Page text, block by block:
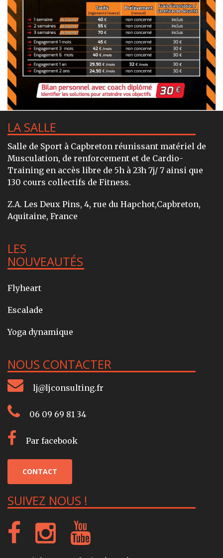
LA SALLE
Salle de Sport à Capbreton réunissant matériel de
Musculation, de renforcement et de Cardio-
Training en accès libre de 5h à 23h 7j/ 7 ainsi que
130 cours collectifs de Fitness.
Z.A. Les Deux Pins, 4, rue du Hapchot,Capbreton,
Aquitaine, France
LES
NOUVEAUTÉS
Flyheart
Escalade
Yoga dynamique
NOUS CONTACTER
lj@ljconsulting.fr
06 09 69 81 34
Par facebook
CONTACT
SUIVEZ NOUS !